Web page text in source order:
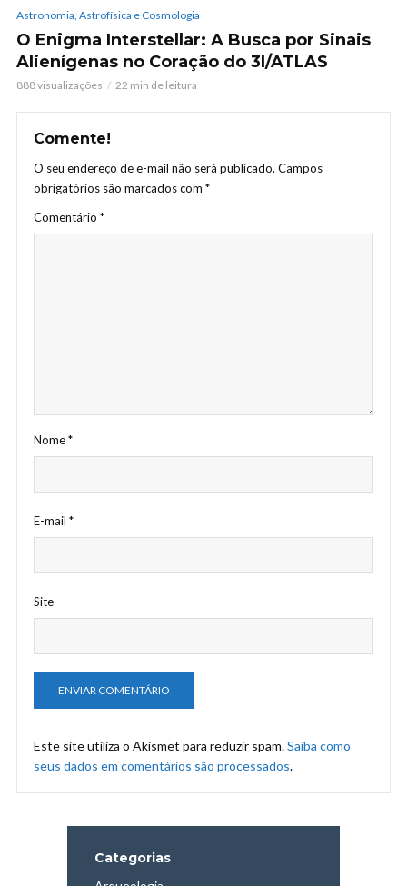
Astronomia, Astrofísica e Cosmologia
O Enigma Interstellar: A Busca por Sinais
Alienígenas no Coração do 3I/ATLAS
888 visualizações 22 min de leitura
Comente!
O seu endereço de e-mail não será publicado. Campos
obrigatórios são marcados com *
Comentário *
Nome*
E-mail *
Site
Este site utiliza o Akismet para reduzir spam.Saiba como
seus dados em comentários são processados.
Categorias